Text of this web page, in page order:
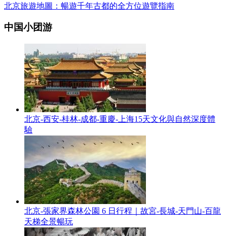
北京旅遊地圖：暢遊千年古都的全方位遊覽指南
中国小团游
北京-西安-桂林-成都-重慶-上海15天文化與自然深度體
驗
北京-張家界森林公園 6 日行程｜故宮-長城-天門山-百龍
天梯全景暢玩